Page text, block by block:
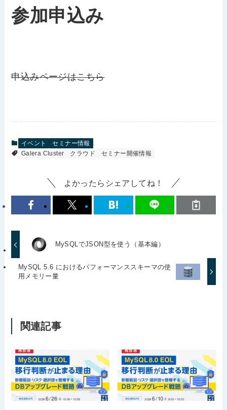
参加申込み
申込みページはこちら
イベント
セミナー情報
Galera Cluster
クラウド セミナー開催情報
よかったらシェアしてね！
MySQLでJSON型を使う（基本編）
MySQL 5.6 におけるパフォーマンススキーマの使
用メモリー量
関連記事